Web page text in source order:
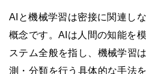
AIと機械学習は密接に関連し
概念です。AIは人間の知能を
ステム全般を指し、機械学習
測・分類を行う具体的な手法を